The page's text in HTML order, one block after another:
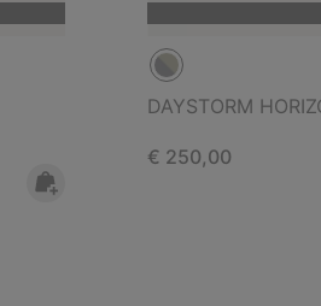
DAYSTORM
Regular price:
€ 250,00